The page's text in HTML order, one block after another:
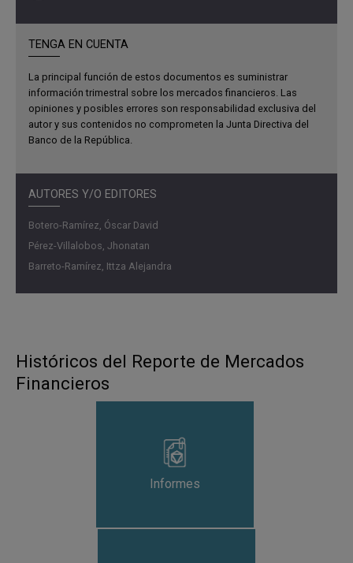
TENGA EN CUENTA
La principal función de estos documentos es suministrar
información trimestral sobre los mercados financieros. Las
opiniones y posibles errores son responsabilidad exclusiva del
autor y sus contenidos no comprometen la Junta Directiva del
Banco de la República.
AUTORES Y/O EDITORES
Botero-Ramírez, Óscar David
Pérez-Villalobos, Jhonatan
Barreto-Ramírez, Ittza Alejandra
locales, este recuadro presenta sus principales
características. El análisis se organiza en tres secciones:
la primera ofrece una descripción de los volúmenes,
características y tipos de agentes que participan en los
contratos de NDF de TES. En la segunda se desarrolla un
análisis basado en topología de redes que examina las
relaciones entre las partes involucradas en estas
Históricos del Reporte de Mercados
Financieros
Informes